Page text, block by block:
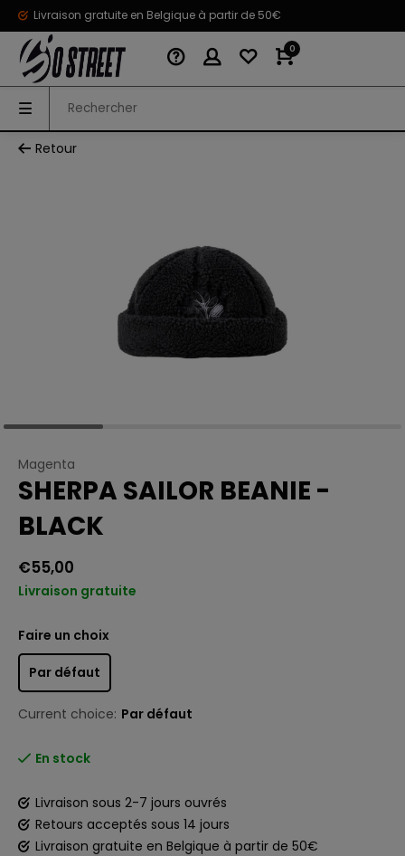
Livraison gratuite en Belgique à partir de 50€
0
Retour
Magenta
SHERPA SAILOR BEANIE -
BLACK
€55,00
Livraison gratuite
Faire un choix
Par défaut
Current choice: Par défaut
En stock
Livraison sous 2-7 jours ouvrés
Retours acceptés sous 14 jours
Livraison gratuite en Belgique à partir de 50€